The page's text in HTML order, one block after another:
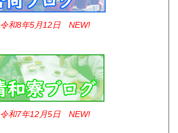
令和8年5月12日 NEW!
令和7年12月5日 NEW!